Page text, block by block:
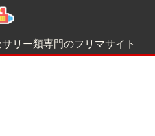
リー類専門のフリマサイト